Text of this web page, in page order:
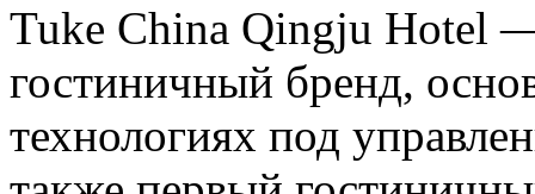
Tuke China Qingju Hotel
гостиничный бренд,
технологиях под